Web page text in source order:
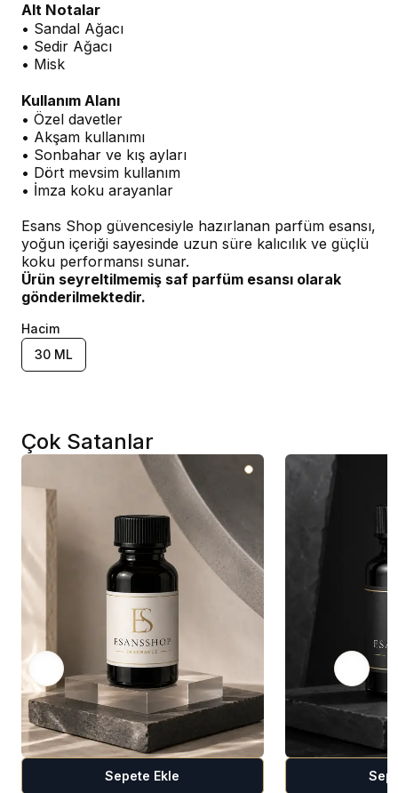
Alt Notalar
• Sandal Ağacı
• Sedir Ağacı
• Misk
Kullanım Alanı
• Özel davetler
• Akşam kullanımı
• Sonbahar ve kış ayları
• Dört mevsim kullanım
• İmza koku arayanlar
Esans Shop güvencesiyle hazırlanan parfüm esansı,
yoğun içeriği sayesinde uzun süre kalıcılık ve güçlü
koku performansı sunar.
Ürün seyreltilmemiş saf parfüm esansı olarak
gönderilmektedir.
Hacim
30 ML
Çok Satanlar
Sepete Ekle